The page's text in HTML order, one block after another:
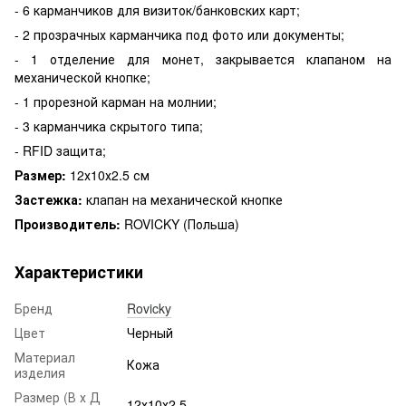
- 6 карманчиков для визиток/банковских карт;
- 2 прозрачных карманчика под фото или документы;
- 1 отделение для монет, закрывается клапаном на
механической кнопке;
- 1 прорезной карман на молнии;
- 3 карманчика скрытого типа;
- RFID защита;
Размер: 12х10х2.5 см
Застежка: клапан на механической кнопке
Производитель: ROVICKY (Польша)
Характеристики
Бренд
Rovicky
Цвет
Черный
Материал
изделия
Кожа
Размер (В х Д